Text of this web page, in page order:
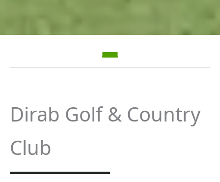
Dirab Golf & Country
Club